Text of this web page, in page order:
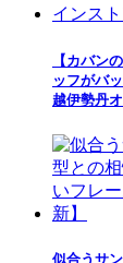
【カバン
ッフがバ
越伊勢丹
似合うサ